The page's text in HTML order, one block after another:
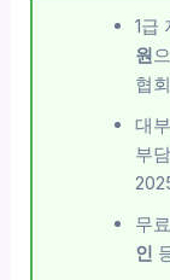
1급
원
협
대
부
무
인